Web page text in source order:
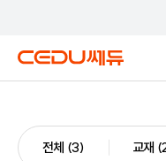
전체 (3) 교재 (